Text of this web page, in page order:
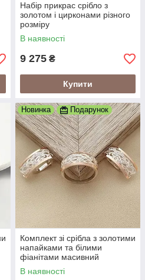
Набір прикрас срібло з
золотом і цирконами різного
розміру
В наявності
9 275 ₴
Купити
Новинка Подарунок
Комплект зі срібла з золотими
напайками та білими
фіанітами масивний
В наявності